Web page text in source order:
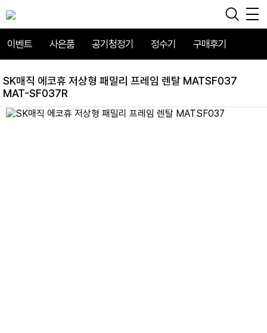
이벤트 사은품 공기청정기 정수기 구매후기
SK매직 에코휴 저상형 패밀리 프레임 렌탈 MATSF037
MAT-SF037R